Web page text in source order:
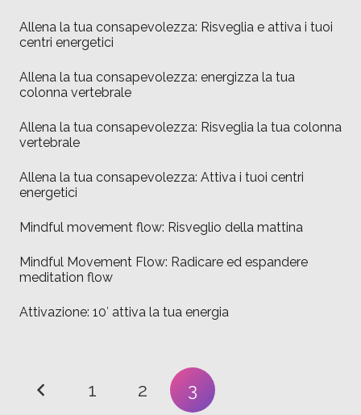
Allena la tua consapevolezza: Risveglia e attiva i tuoi
centri energetici
Allena la tua consapevolezza: energizza la tua
colonna vertebrale
Allena la tua consapevolezza: Risveglia la tua colonna
vertebrale
Allena la tua consapevolezza: Attiva i tuoi centri
energetici
Mindful movement flow: Risveglio della mattina
Mindful Movement Flow: Radicare ed espandere
meditation flow
Attivazione: 10′ attiva la tua energia
1 2 3